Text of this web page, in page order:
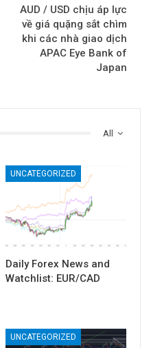
AUD / USD chịu áp lực
về giá quặng sắt chìm
khi các nhà giao dịch
APAC Eye Bank of
Japan
All
UNCATEGORIZED
Daily Forex News and
Watchlist: EUR/CAD
UNCATEGORIZED